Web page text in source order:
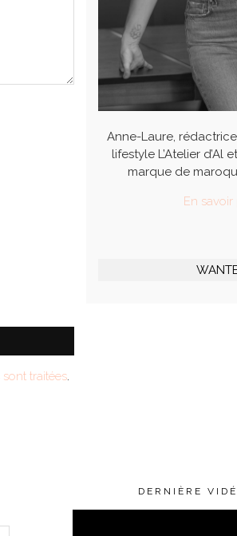
traitées.
Anne-Laure,
lifestyle L’Atelier d’Al
marque de
En
DERNIÈRE